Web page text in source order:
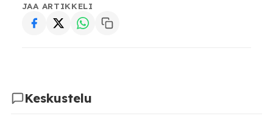
JAA ARTIKKELI
Keskustelu